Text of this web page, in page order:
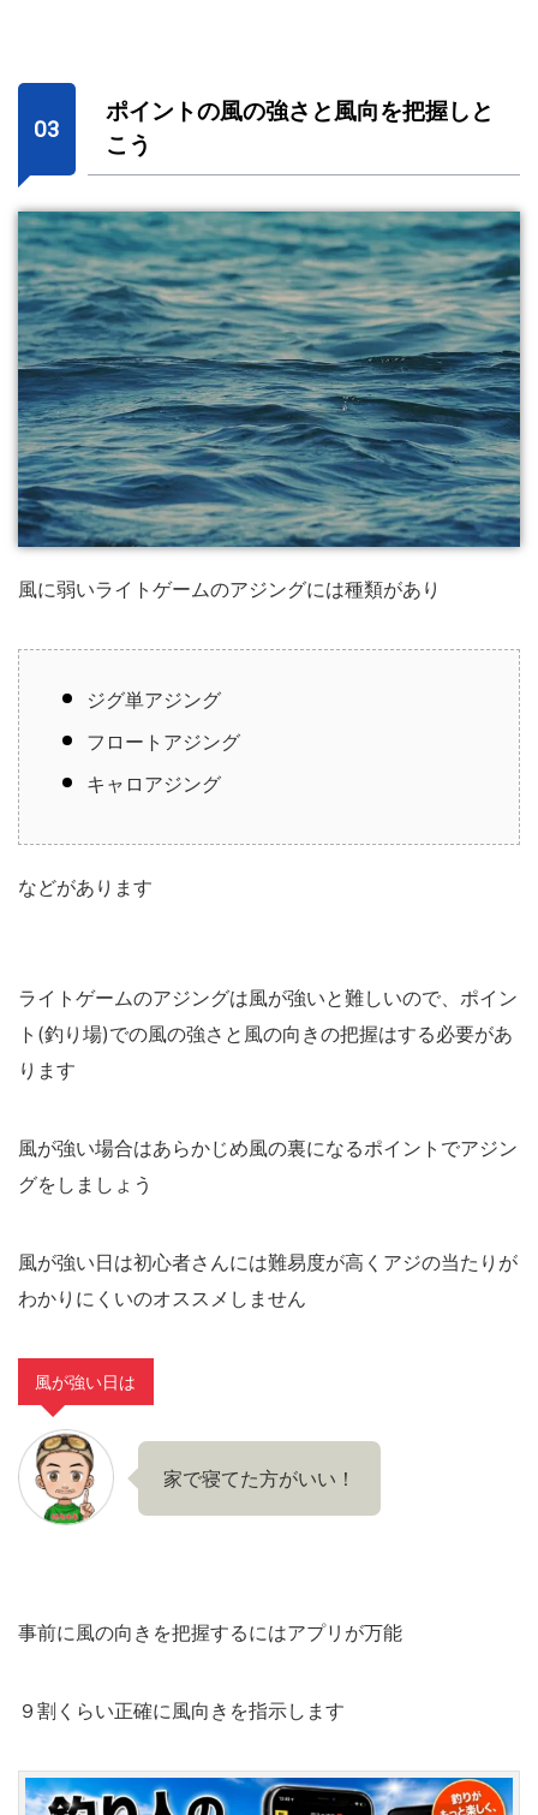
ポイントの風の強さと風向を把握しと
こう
風に弱いライトゲームのアジングには種類があり
ジグ単アジング
フロートアジング
キャロアジング
などがあります
ライトゲームのアジングは風が強いと難しいので、ポイン
ト(釣り場)での風の強さと風の向きの把握はする必要があ
ります
風が強い場合はあらかじめ風の裏になるポイントでアジン
グをしましょう
風が強い日は初心者さんには難易度が高くアジの当たりが
わかりにくいのオススメしません
風が強い日は
家で寝てた方がいい！
事前に風の向きを把握するにはアプリが万能
９割くらい正確に風向きを指示します